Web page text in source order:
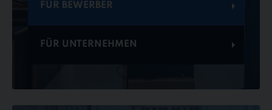
FÜR BEWERBER
FÜR UNTERNEHMEN